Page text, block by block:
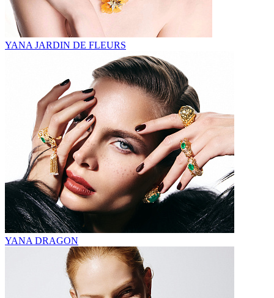
YANA JARDIN DE FLEURS
YANA DRAGON